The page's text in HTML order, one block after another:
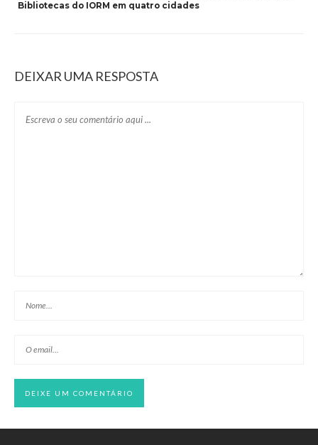
Bibliotecas do IORM em quatro cidades
DEIXAR UMA RESPOSTA